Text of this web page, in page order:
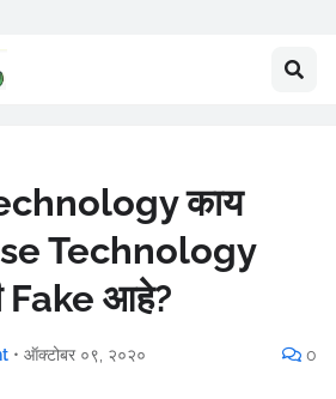
काय
Technology
Fake आहे?
• ऑक्टोबर ०९, २०२० 0